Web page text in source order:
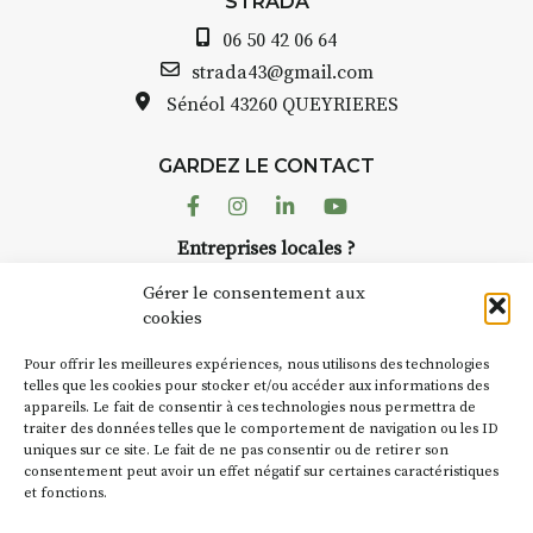
Gérer le consentement aux
cookies
Pour offrir les meilleures expériences, nous utilisons des technologies
telles que les cookies pour stocker et/ou accéder aux informations des
appareils. Le fait de consentir à ces technologies nous permettra de
traiter des données telles que le comportement de navigation ou les ID
uniques sur ce site. Le fait de ne pas consentir ou de retirer son
consentement peut avoir un effet négatif sur certaines caractéristiques
et fonctions.
Auzon…
Bernard TURLE Le Fumoir n’est
pas une galerie permanente.
AuzonToujours organise
dans le village. Des artistes et
caves, les granges d’Auzon. Le
Fumoir est l’un de ces espaces
d’autres activités culturelles de
la Petite Cité de Caractère. Par
exemple, l’installationCochon
Charbons’inscrit comme en
« off » du festival d’Auzon 2026
06 50 42 06 64
strada43@gmail.com
Sénéol 43260 QUEYRIERES
GARDEZ LE CONTACT
FacebookInstagram
LinkedinYoutube
Entreprises locales ?
Suivez toute l'actu de Strada